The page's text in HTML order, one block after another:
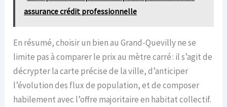
assurance crédit professionnelle
En résumé, choisir un bien au Grand-Quevilly ne se
limite pas à comparer le prix au mètre carré : il s’agit de
décrypter la carte précise de la ville, d’anticiper
l’évolution des flux de population, et de composer
habilement avec l’offre majoritaire en habitat collectif.